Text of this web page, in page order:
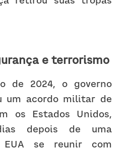
e terrorismo
de 2024, o governo
um acordo militar de
os Estados Unidos,
depois de uma
EUA se reunir com